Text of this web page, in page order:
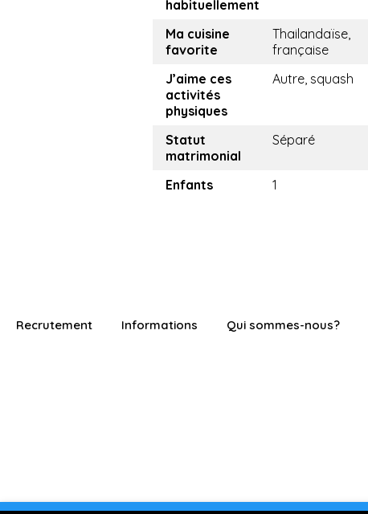
habituellement
Ma cuisine
favorite
Thailandaïse,
française
J’aime ces
activités
physiques
Autre, squash
Statut
matrimonial
Séparé
Enfants 1
Recrutement Informations Qui sommes-nous?